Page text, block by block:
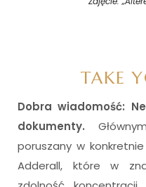
TAKE
Dobra wiadomość:
dokumenty.
poruszany w
Adderall, które w